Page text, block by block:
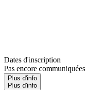
Dates d'inscription
Pas encore communiquées
Plus d'info
Plus d'info